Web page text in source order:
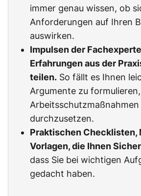
immer genau wissen, ob
Anforderungen auf Ihren
auswirken.
Impulsen der
Erfahrungen aus der
teilen. So fällt es Ihnen
Argumente zu
durchzusetzen.
Praktischen Checklisten,
Vorlagen, die Ihnen
dass Sie bei wichtigen
gedacht haben.